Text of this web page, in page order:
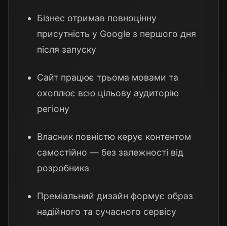
Бізнес отримав повноцінну
присутність у Google з першого дня
після запуску
Сайт працює трьома мовами та
охоплює всю цільову аудиторію
регіону
Власник повністю керує контентом
самостійно — без залежності від
розробника
Преміальний дизайн формує образ
надійного та сучасного сервісу